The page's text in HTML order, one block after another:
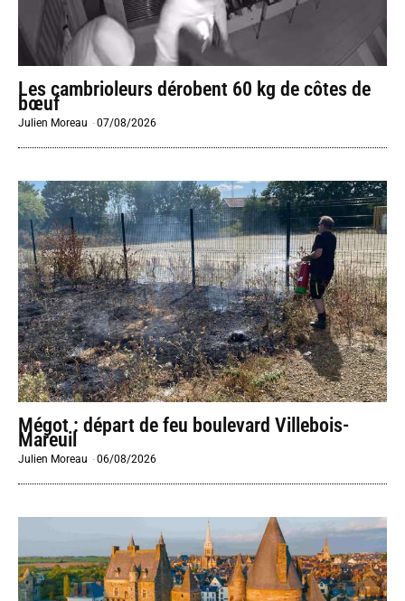
Les cambrioleurs dérobent 60 kg de côtes de
bœuf
Julien Moreau -07/08/2026
Mégot : départ de feu boulevard Villebois-
Mareuil
Julien Moreau -06/08/2026